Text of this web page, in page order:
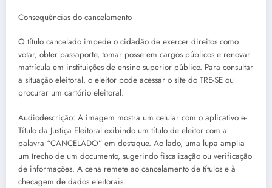
Consequências do cancelamento
O título cancelado impede o cidadão de exercer direitos como
votar, obter passaporte, tomar posse em cargos públicos e renovar
matrícula em instituições de ensino superior público. Para consultar
a situação eleitoral, o eleitor pode acessar o site do TRE-SE ou
procurar um cartório eleitoral.
Audiodescrição: A imagem mostra um celular com o aplicativo e-
Título da Justiça Eleitoral exibindo um título de eleitor com a
palavra “CANCELADO” em destaque. Ao lado, uma lupa amplia
um trecho de um documento, sugerindo fiscalização ou verificação
de informações. A cena remete ao cancelamento de títulos e à
checagem de dados eleitorais.